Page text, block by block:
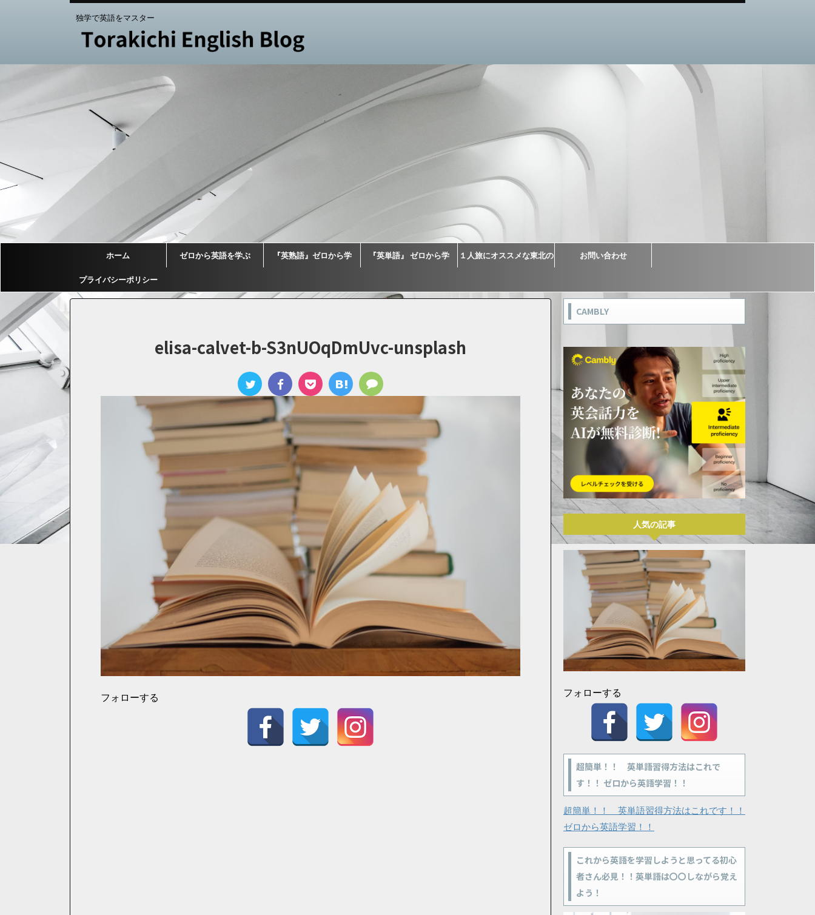
独学で英語をマスター
ホーム ゼロから英語を学ぶ 『英熟語』ゼロから学 『英単語』 ゼロから学 １人旅にオススメな東北の お問い合わせ
プライバシーポリシー
elisa-calvet-b-S3nUOqDmUvc-unsplash
フォローする
CAMBLY
人気の記事
フォローする
超簡単！！ 英単語習得方法はこれで
す！！ ゼロから英語学習！！
超簡単！！ 英単語習得方法はこれです！！
ゼロから英語学習！！
これから英語を学習しようと思ってる初心
者さん必見！！英単語は〇〇しながら覚え
よう！